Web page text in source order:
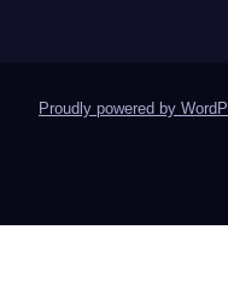
Proudly powered by